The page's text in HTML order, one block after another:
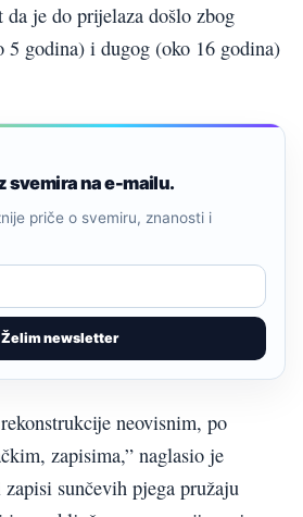
da je do prijelaza došlo zbog
5 godina) i dugog (oko 16 godina)
svemira na e-mailu.
Želim newsletter
priče o svemiru, znanosti i
neovisnim, po
zapisima,” naglasio je
sunčevih pjega pružaju